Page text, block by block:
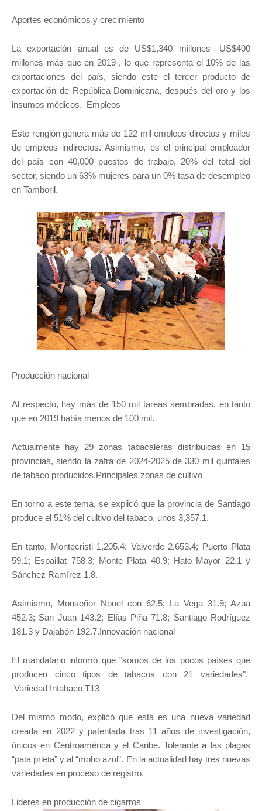
Aportes económicos y crecimiento
La exportación anual es de US$1,340 millones -US$400
millones más que en 2019-, lo que representa el 10% de las
exportaciones del país, siendo este el tercer producto de
exportación de República Dominicana, después del oro y los
insumos médicos. Empleos
Este renglón genera más de 122 mil empleos directos y miles
de empleos indirectos. Asimismo, es el principal empleador
del país con 40,000 puestos de trabajo, 20% del total del
sector, siendo un 63% mujeres para un 0% tasa de desempleo
en Tamboril.
Producción nacional
Al respecto, hay más de 150 mil tareas sembradas, en tanto
que en 2019 había menos de 100 mil.
Actualmente hay 29 zonas tabacaleras distribuidas en 15
provincias, siendo la zafra de 2024-2025 de 330 mil quintales
de tabaco producidos.Principales zonas de cultivo
En torno a este tema, se explicó que la provincia de Santiago
produce el 51% del cultivo del tabaco, unos 3,357.1.
En tanto, Montecristi 1,205.4; Valverde 2,653.4; Puerto Plata
59.1; Espaillat 758.3; Monte Plata 40.9; Hato Mayor 22.1 y
Sánchez Ramírez 1.8.
Asimismo, Monseñor Nouel con 62.5; La Vega 31.9; Azua
452.3; San Juan 143.2; Elías Piña 71.8; Santiago Rodríguez
181.3 y Dajabón 192.7.Innovación nacional
El mandatario informó que "somos de los pocos países que
producen cinco tipos de tabacos con 21 variedades".
Variedad Intabaco T13
Del mismo modo, explicó que esta es una nueva variedad
creada en 2022 y patentada tras 11 años de investigación,
únicos en Centroamérica y el Caribe. Tolerante a las plagas
“pata prieta” y al “moho azul”. En la actualidad hay tres nuevas
variedades en proceso de registro.
Lideres en producción de cigarros